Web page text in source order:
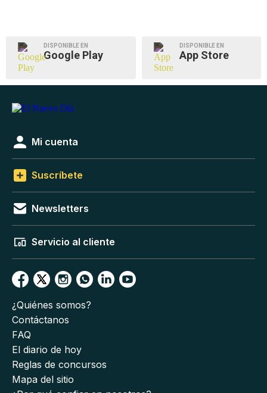
DISPONIBLE EN
Google Play
DISPONIBLE EN
App Store
Mi cuenta
Suscríbete
Newsletters
Servicio al cliente
¿Quiénes somos?
Contáctanos
FAQ
El diario de hoy
Reglas de concursos
Mapa del sitio